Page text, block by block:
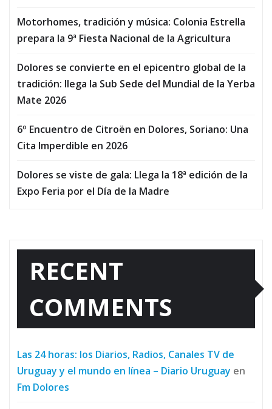
Motorhomes, tradición y música: Colonia Estrella
prepara la 9ª Fiesta Nacional de la Agricultura
Dolores se convierte en el epicentro global de la
tradición: llega la Sub Sede del Mundial de la Yerba
Mate 2026
6º Encuentro de Citroën en Dolores, Soriano: Una
Cita Imperdible en 2026
Dolores se viste de gala: Llega la 18ª edición de la
Expo Feria por el Día de la Madre
RECENT
COMMENTS
Las 24 horas: los Diarios, Radios, Canales TV de
Uruguay y el mundo en línea – Diario Uruguay en
Fm Dolores